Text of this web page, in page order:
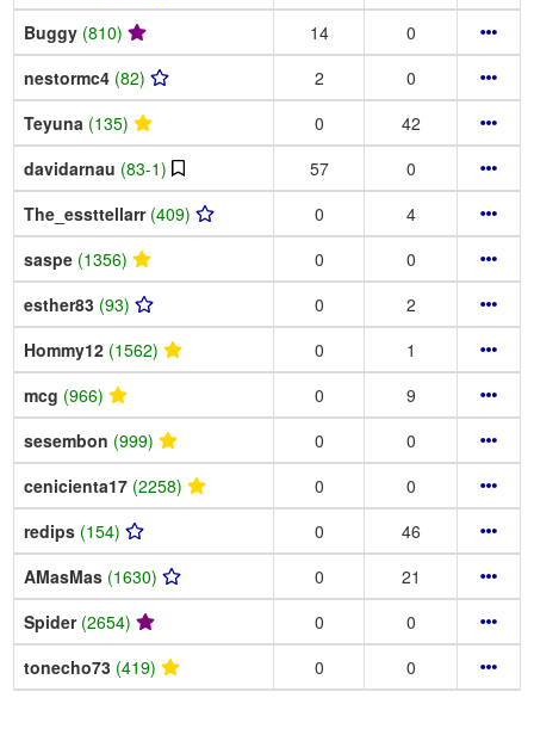
Buggy (810) 14
0
nestormc4 (82) 2
0
Teyuna (135) 0
42
davidarnau (83-1) 57
0
The_essttellarr (409) 0
4
saspe (1356) 0
0
esther83 (93) 0
2
Hommy12 (1562) 0
1
mcg (966) 0
9
sesembon (999) 0
0
cenicienta17 (2258) 0
0
redips (154) 0
46
AMasMas (1630) 0
21
Spider (2654) 0
0
tonecho73 (419) 0 0